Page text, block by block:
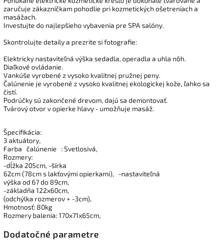
zaručuje zákazníčkam pohodlie pri kozmetických ošetreniach a
masážach.
Investujte do najlepšieho vybavenia pre SPA salóny.
Skontrolujte detaily a prezrite si fotografie:
Elektricky nastaviteľná výška sedadla, operadla a uhla nôh.
Diaľkové ovládanie.
Vankúše vyrobené z vysoko kvalitnej pružnej peny.
Čalúnenie je vyrobené z vysoko kvalitnej ekologickej kože, ľahko sa
čistí.
Podrúčky sú zakončené drevom, dajú sa demontovať.
Tvárový otvor v opierke hlavy - umožňuje masáž.
Špecifikácia:
3 aktuátory,
Farba čalúnenie
: Svetlosivá,
Rozmery:
-dĺžka 205cm, -šírka
62cm (78cm s lakťovými opierkami), -nastaviteľná
výška od 67 do 89cm,
-základňa 122x60cm,
(odchýlka rozmerov + -3cm),
Hmotnosť: 80kg
Rozmery balenia: 170x71x65cm,
Dodatočné parametre